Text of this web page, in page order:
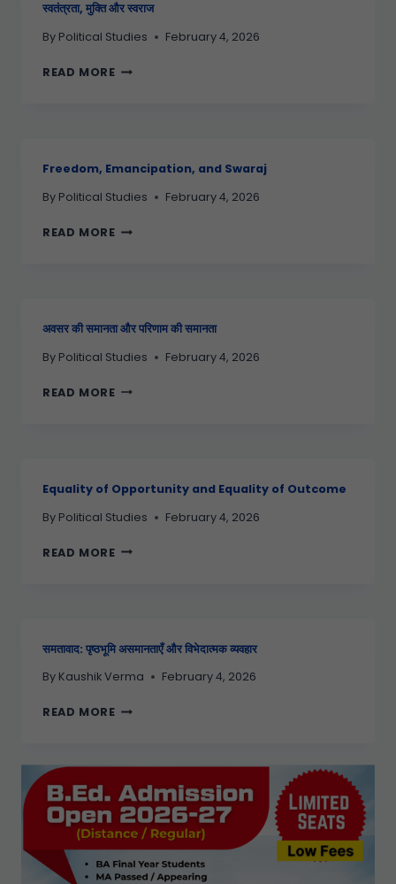
स्वतंत्रता, मुक्ति और स्वराज
By Political Studies February 4, 2026
READ MORE
Freedom, Emancipation, and Swaraj
By Political Studies February 4, 2026
READ MORE
अवसर की समानता और परिणाम की समानता
By Political Studies February 4, 2026
READ MORE
Equality of Opportunity and Equality of Outcome
By Political Studies February 4, 2026
READ MORE
समतावाद: पृष्ठभूमि असमानताएँ और विभेदात्मक व्यवहार
By Kaushik Verma February 4, 2026
READ MORE